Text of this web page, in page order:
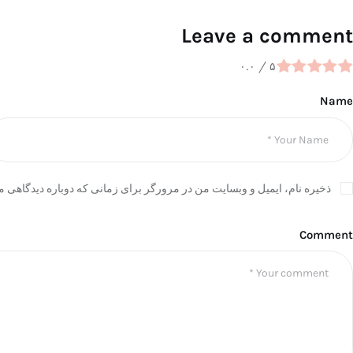
Leave a comment
۰.۰ / ۵
Name
ذخیره نام، ایمیل و وبسایت من در مرورگر برای زمانی که دوباره
Comment